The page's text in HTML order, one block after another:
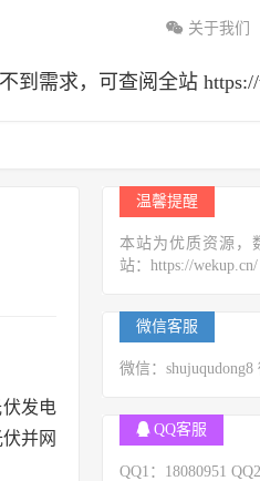
到需求，可查阅全站
关于我们
发电
并网
温馨提醒
本站为优质资源，
站：https://
微信客服
微信：shujuqudong8
QQ客服
QQ1：18080951